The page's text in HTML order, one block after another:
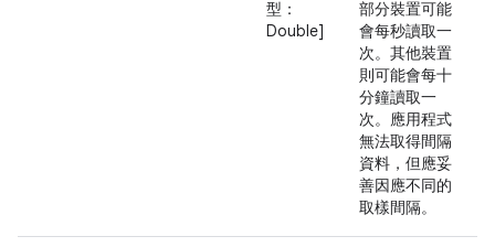
型：
Double]
部分裝置可能
會每秒讀取一
次。其他裝置
則可能會每十
分鐘讀取一
次。應用程式
無法取得間隔
資料，但應妥
善因應不同的
取樣間隔。